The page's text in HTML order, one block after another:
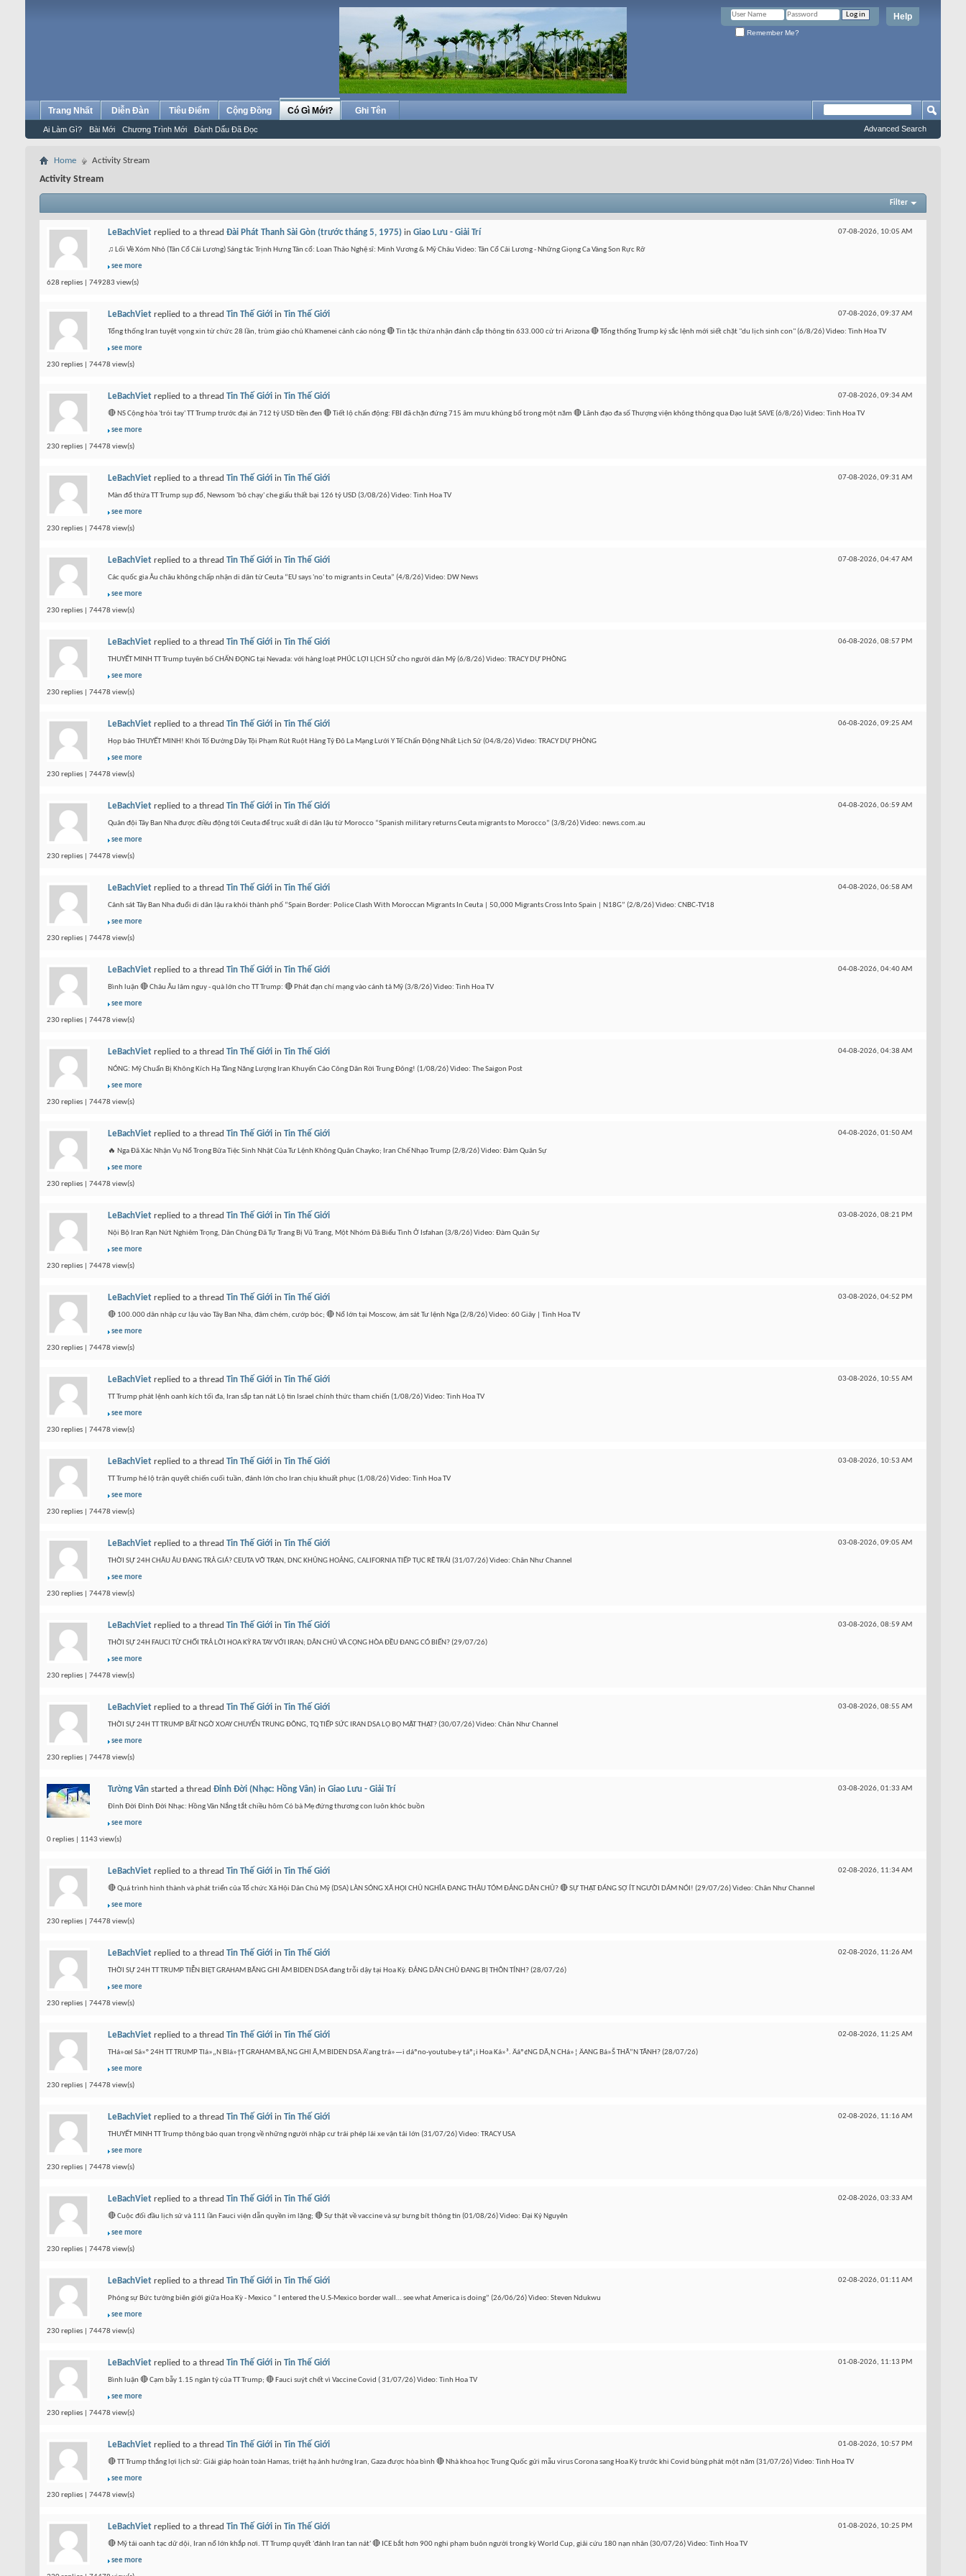
Help
Remember Me?
Trang Nhất Diễn Đàn Tiêu Điểm Cộng Đồng Có Gì Mới?
Ai Làm Gì? Bài Mới Chương Trình Mới Đánh Dấu Đã Đọc
Ghi Tên
Advanced Search
Home Activity Stream
Activity Stream
Filter
07-08-2026, 10:05 AM
LeBachViet replied to a thread Đài Phát Thanh Sài Gòn (trước tháng 5, 1975) in Giao Lưu - Giải Trí
♫ Lối Về Xóm Nhỏ (Tân Cổ Cải Lương) Sáng tác Trịnh Hưng Tân cổ: Loan Thảo Nghệ sĩ: Minh Vương & Mỹ Châu Video: Tân Cổ Cải Lương - Những Giọng Ca Vàng Son Rực Rỡ
see more
628 replies | 749283 view(s)
07-08-2026, 09:37 AM
LeBachViet replied to a thread Tin Thế Giới in Tin Thế Giới
Tổng thống Iran tuyệt vọng xin từ chức 28 lần, trùm giáo chủ Khamenei cảnh cáo nóng 🔴 Tin tặc thừa nhận đánh cắp thông tin 633.000 cử tri Arizona 🔴 Tổng thống Trump ký sắc lệnh mới siết chặt "du lịch sinh con" (6/8/26) Video: Tinh Hoa TV
see more
230 replies | 74478 view(s)
07-08-2026, 09:34 AM
LeBachViet replied to a thread Tin Thế Giới in Tin Thế Giới
🔴 NS Cộng hòa 'trói tay' TT Trump trước đại án 712 tỷ USD tiền đen 🔴 Tiết lộ chấn động: FBI đã chặn đứng 715 âm mưu khủng bố trong một năm 🔴 Lãnh đạo đa số Thượng viện không thông qua Đạo luật SAVE (6/8/26) Video: Tinh Hoa TV
see more
230 replies | 74478 view(s)
07-08-2026, 09:31 AM
LeBachViet replied to a thread Tin Thế Giới in Tin Thế Giới
Màn đổ thừa TT Trump sụp đổ, Newsom 'bỏ chạy' che giấu thất bại 126 tỷ USD (3/08/26) Video: Tinh Hoa TV
see more
230 replies | 74478 view(s)
07-08-2026, 04:47 AM
LeBachViet replied to a thread Tin Thế Giới in Tin Thế Giới
Các quốc gia Âu châu không chấp nhận di dân từ Ceuta “EU says 'no' to migrants in Ceuta” (4/8/26) Video: DW News
see more
230 replies | 74478 view(s)
06-08-2026, 08:57 PM
LeBachViet replied to a thread Tin Thế Giới in Tin Thế Giới
THUYẾT MINH TT Trump tuyên bố CHẤN ĐỘNG tại Nevada: với hàng loạt PHÚC LỢI LỊCH SỬ cho người dân Mỹ (6/8/26) Video: TRACY DỰ PHÒNG
see more
230 replies | 74478 view(s)
06-08-2026, 09:25 AM
LeBachViet replied to a thread Tin Thế Giới in Tin Thế Giới
Họp báo THUYẾT MINH! Khởi Tố Đường Dây Tội Phạm Rút Ruột Hàng Tỷ Đô La Mạng Lưới Y Tế Chấn Động Nhất Lịch Sử (04/8/26) Video: TRACY DỰ PHÒNG
see more
230 replies | 74478 view(s)
04-08-2026, 06:59 AM
LeBachViet replied to a thread Tin Thế Giới in Tin Thế Giới
Quân đội Tây Ban Nha được điều động tới Ceuta để trục xuất di dân lậu từ Morocco “Spanish military returns Ceuta migrants to Morocco” (3/8/26) Video: news.com.au
see more
230 replies | 74478 view(s)
04-08-2026, 06:58 AM
LeBachViet replied to a thread Tin Thế Giới in Tin Thế Giới
Cảnh sát Tây Ban Nha đuổi di dân lậu ra khỏi thành phố “Spain Border: Police Clash With Moroccan Migrants In Ceuta | 50,000 Migrants Cross Into Spain | N18G” (2/8/26) Video: CNBC-TV18
see more
230 replies | 74478 view(s)
04-08-2026, 04:40 AM
LeBachViet replied to a thread Tin Thế Giới in Tin Thế Giới
Bình luận 🔴 Châu Âu lâm nguy - quà lớn cho TT Trump: 🔴 Phát đạn chí mạng vào cánh tả Mỹ (3/8/26) Video: Tinh Hoa TV
see more
230 replies | 74478 view(s)
04-08-2026, 04:38 AM
LeBachViet replied to a thread Tin Thế Giới in Tin Thế Giới
NÓNG: Mỹ Chuẩn Bị Không Kích Hạ Tầng Năng Lượng Iran Khuyến Cáo Công Dân Rời Trung Đông! (1/08/26) Video: The Saigon Post
see more
230 replies | 74478 view(s)
04-08-2026, 01:50 AM
LeBachViet replied to a thread Tin Thế Giới in Tin Thế Giới
🔥 Nga Đã Xác Nhận Vụ Nổ Trong Bữa Tiệc Sinh Nhật Của Tư Lệnh Không Quân Chayko; Iran Chế Nhạo Trump (2/8/26) Video: Đàm Quân Sự
see more
230 replies | 74478 view(s)
03-08-2026, 08:21 PM
LeBachViet replied to a thread Tin Thế Giới in Tin Thế Giới
Nội Bộ Iran Rạn Nứt Nghiêm Trọng, Dân Chúng Đã Tự Trang Bị Vũ Trang, Một Nhóm Đã Biểu Tình Ở Isfahan (3/8/26) Video: Đàm Quân Sự
see more
230 replies | 74478 view(s)
03-08-2026, 04:52 PM
LeBachViet replied to a thread Tin Thế Giới in Tin Thế Giới
🔴 100.000 dân nhập cư lậu vào Tây Ban Nha, đâm chém, cướp bóc; 🔴 Nổ lớn tại Moscow, ám sát Tư lệnh Nga (2/8/26) Video: 60 Giây | Tinh Hoa TV
see more
230 replies | 74478 view(s)
03-08-2026, 10:55 AM
LeBachViet replied to a thread Tin Thế Giới in Tin Thế Giới
TT Trump phát lệnh oanh kích tối đa, Iran sắp tan nát Lộ tin Israel chính thức tham chiến (1/08/26) Video: Tinh Hoa TV
see more
230 replies | 74478 view(s)
03-08-2026, 10:53 AM
LeBachViet replied to a thread Tin Thế Giới in Tin Thế Giới
TT Trump hé lộ trận quyết chiến cuối tuần, đánh lớn cho Iran chịu khuất phục (1/08/26) Video: Tinh Hoa TV
see more
230 replies | 74478 view(s)
03-08-2026, 09:05 AM
LeBachViet replied to a thread Tin Thế Giới in Tin Thế Giới
THỜI SỰ 24H CHÂU ÂU ĐANG TRẢ GIÁ? CEUTA VỠ TRẬN, DNC KHỦNG HOẢNG, CALIFORNIA TIẾP TỤC RẼ TRÁI (31/07/26) Video: Chân Như Channel
see more
230 replies | 74478 view(s)
03-08-2026, 08:59 AM
LeBachViet replied to a thread Tin Thế Giới in Tin Thế Giới
THỜI SỰ 24H FAUCI TỪ CHỐI TRẢ LỜI HOA KỲ RA TAY VỚI IRAN; DÂN CHỦ VÀ CỘNG HÒA ĐỀU ĐANG CÓ BIẾN? (29/07/26)
see more
230 replies | 74478 view(s)
03-08-2026, 08:55 AM
LeBachViet replied to a thread Tin Thế Giới in Tin Thế Giới
THỜI SỰ 24H TT TRUMP BẤT NGỜ XOAY CHUYỂN TRUNG ĐÔNG, TQ TIẾP SỨC IRAN DSA LỘ BỘ MẶT THẬT? (30/07/26) Video: Chân Như Channel
see more
230 replies | 74478 view(s)
03-08-2026, 01:33 AM
Tường Vân started a thread Đỉnh Đời (Nhạc: Hồng Vân) in Giao Lưu - Giải Trí
Đỉnh Đời Đỉnh Đời Nhạc: Hồng Vân Nắng tắt chiều hôm Có bà Mẹ đứng thương con luôn khóc buồn
see more
0 replies | 1143 view(s)
02-08-2026, 11:34 AM
LeBachViet replied to a thread Tin Thế Giới in Tin Thế Giới
🔴 Quá trình hình thành và phát triển của Tổ chức Xã Hội Dân Chủ Mỹ (DSA) LÀN SÓNG XÃ HỘI CHỦ NGHĨA ĐANG THÂU TÓM ĐẢNG DÂN CHỦ? 🔴 SỰ THẬT ĐÁNG SỢ ÍT NGƯỜI DÁM NÓI! (29/07/26) Video: Chân Như Channel
see more
230 replies | 74478 view(s)
02-08-2026, 11:26 AM
LeBachViet replied to a thread Tin Thế Giới in Tin Thế Giới
THỜI SỰ 24H TT TRUMP TIỄN BIỆT GRAHAM BĂNG GHI ÂM BIDEN DSA đang trỗi dậy tại Hoa Kỳ. ĐẢNG DÂN CHỦ ĐANG BỊ THÔN TÍNH? (28/07/26)
see more
230 replies | 74478 view(s)
02-08-2026, 11:25 AM
LeBachViet replied to a thread Tin Thế Giới in Tin Thế Giới
THá»œI Sá»° 24H TT TRUMP TIá»„N BIá»†T GRAHAM BÄ‚NG GHI Ã‚M BIDEN DSA Ä‘ang trá»—i dáºno-youtube-y táº¡i Hoa Ká»³. Äáº¢NG DÃ‚N CHá»¦ ÄANG Bá»Š THÃ”N TÃNH? (28/07/26)
see more
230 replies | 74478 view(s)
02-08-2026, 11:16 AM
LeBachViet replied to a thread Tin Thế Giới in Tin Thế Giới
THUYẾT MINH TT Trump thông báo quan trọng về những người nhập cư trái phép lái xe vận tải lớn (31/07/26) Video: TRACY USA
see more
230 replies | 74478 view(s)
02-08-2026, 03:33 AM
LeBachViet replied to a thread Tin Thế Giới in Tin Thế Giới
🔴 Cuộc đối đầu lịch sử và 111 lần Fauci viện dẫn quyền im lặng; 🔴 Sự thật về vaccine và sự bưng bít thông tin (01/08/26) Video: Đại Kỷ Nguyên
see more
230 replies | 74478 view(s)
02-08-2026, 01:11 AM
LeBachViet replied to a thread Tin Thế Giới in Tin Thế Giới
Phóng sự Bức tường biên giới giữa Hoa Kỳ - Mexico “ I entered the U.S-Mexico border wall… see what America is doing” (26/06/26) Video: Steven Ndukwu
see more
230 replies | 74478 view(s)
01-08-2026, 11:13 PM
LeBachViet replied to a thread Tin Thế Giới in Tin Thế Giới
Bình luận 🔴 Cạm bẫy 1.15 ngàn tỷ của TT Trump; 🔴 Fauci suýt chết vì Vaccine Covid ( 31/07/26) Video: Tinh Hoa TV
see more
230 replies | 74478 view(s)
01-08-2026, 10:57 PM
LeBachViet replied to a thread Tin Thế Giới in Tin Thế Giới
🔴 TT Trump thắng lợi lịch sử: Giải giáp hoàn toàn Hamas, triệt hạ ảnh hưởng Iran, Gaza được hòa bình 🔴 Nhà khoa học Trung Quốc gửi mẫu virus Corona sang Hoa Kỳ trước khi Covid bùng phát một năm (31/07/26) Video: Tinh Hoa TV
see more
230 replies | 74478 view(s)
01-08-2026, 10:25 PM
LeBachViet replied to a thread Tin Thế Giới in Tin Thế Giới
🔴 Mỹ tái oanh tạc dữ dội, Iran nổ lớn khắp nơi. TT Trump quyết 'đánh Iran tan nát' 🔴 ICE bắt hơn 900 nghi phạm buôn người trong kỳ World Cup, giải cứu 180 nạn nhân (30/07/26) Video: Tinh Hoa TV
see more